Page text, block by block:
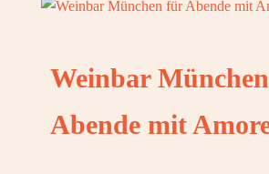
Weinbar
Abende mit